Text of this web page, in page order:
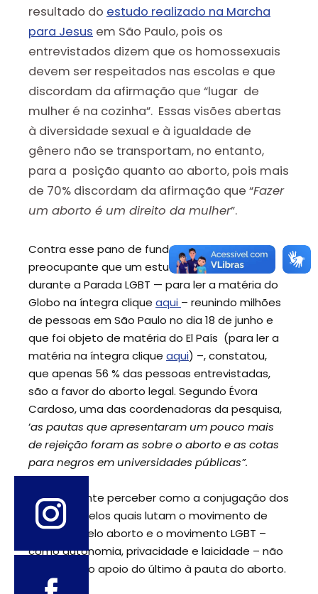
resultado do estudo realizado na Marcha
para Jesus em São Paulo, pois os
entrevistados dizem que os homossexuais
devem ser respeitados nas escolas e que
discordam da afirmação que “lugar de
mulher é na cozinha”. Essas visões abertas
à diversidade sexual e à igualdade de
gênero não se transportam, no entanto,
para a posição quanto ao aborto, pois mais
de 70% discordam da afirmação que “Fazer
um aborto é um direito da mulher”.
Contra esse pano de fundo, é muito
preocupante que um estudo similar realizado
durante a Parada LGBT — para ler a matéria do
Globo na íntegra clique aqui – reunindo milhões
de pessoas em São Paulo no dia 18 de junho e
que foi objeto de matéria do El País (para ler a
matéria na íntegra clique aqui) –, constatou,
que apenas 56 % das pessoas entrevistadas,
são a favor do aborto legal. Segundo Évora
Cardoso, uma das coordenadoras da pesquisa,
‘as pautas que apresentaram um pouco mais
de rejeição foram as sobre o aborto e as cotas
para negros em universidades públicas”.
É interessante perceber como a conjugação dos
princípios pelos quais lutam o movimento de
mulheres pelo aborto e o movimento LGBT –
como autonomia, privacidade e laicidade – não
se traduz no apoio do último à pauta do aborto.